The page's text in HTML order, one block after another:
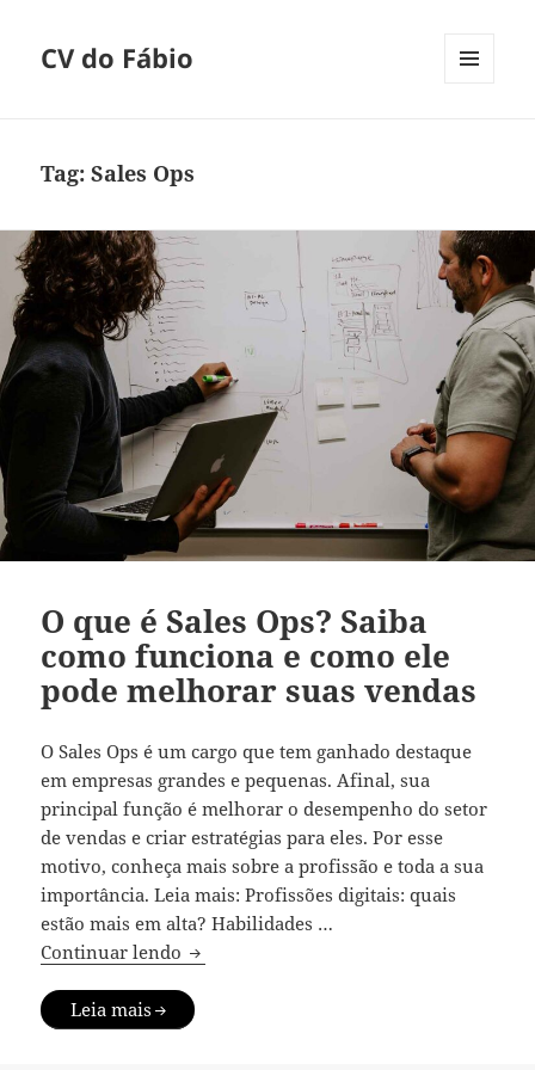
CV do Fábio
Tag:Sales Ops
O que é Sales Ops? Saiba
como funciona e como ele
pode melhorar suas vendas
O Sales Ops é um cargo que tem ganhado destaque
em empresas grandes e pequenas. Afinal, sua
principal função é melhorar o desempenho do setor
de vendas e criar estratégias para eles. Por esse
motivo, conheça mais sobre a profissão e toda a sua
importância. Leia mais: Profissões digitais: quais
estão mais em alta? Habilidades …
Continuar lendo O que é Sales Ops? Saiba como
Leia mais